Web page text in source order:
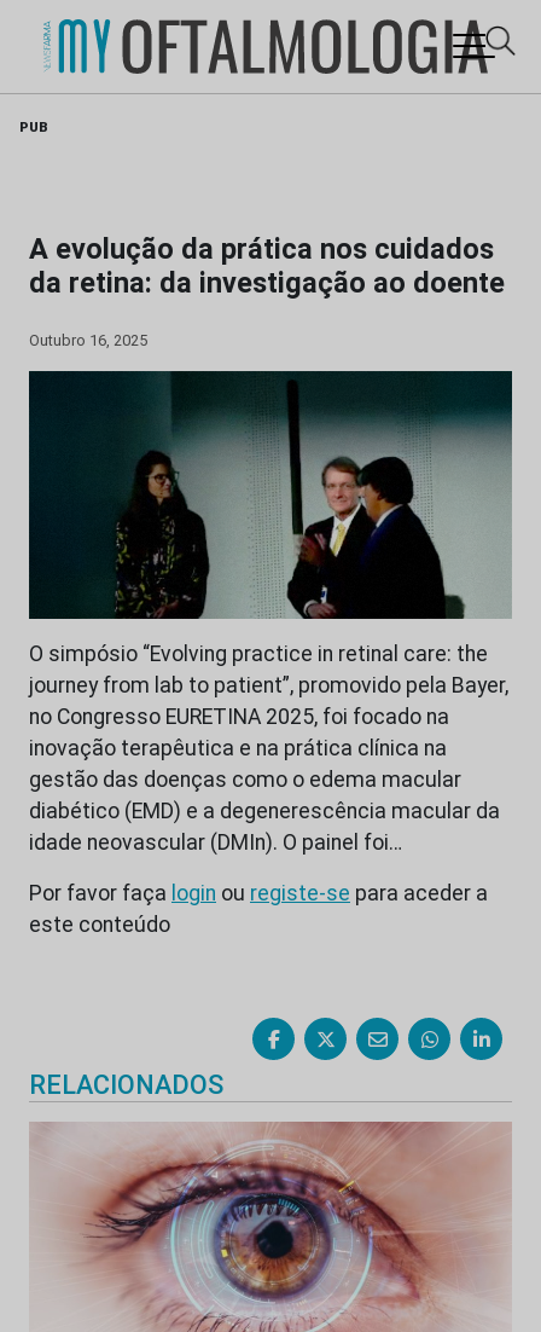
PUB
A evolução da prática nos cuidados
da retina: da investigação ao doente
Outubro 16, 2025
O simpósio “Evolving practice in retinal care: the
journey from lab to patient”, promovido pela Bayer,
no Congresso EURETINA 2025, foi focado na
inovação terapêutica e na prática clínica na
gestão das doenças como o edema macular
diabético (EMD) e a degenerescência macular da
idade neovascular (DMIn). O painel foi…
Por favor faça login ou registe-se para aceder a
este conteúdo
RELACIONADOS